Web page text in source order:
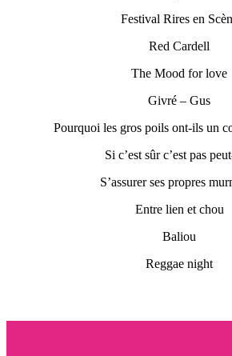
Festival Rires en
Red Cardell
The Mood for love
Givré – Gus
Pourquoi les gros poils ont-ils un
Si c’est sûr c’est pas
S’assurer ses propres
Entre lien et chou
Baliou
Reggae night